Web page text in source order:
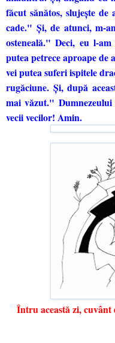
făcut sănătos, slujeşte
cade." Şi, de atunci, m-
osteneală." Deci, eu l-
putea petrece aproape de
vei putea suferi ispitele
rugăciune. Şi, după
mai văzut."
vecii vecilor! Amin.
Întru această zi, cuvânt